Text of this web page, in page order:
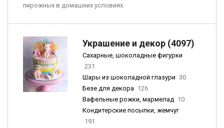
пирожных в домашних условиях.
Украшение и декор (4097)
Сахарные, шоколадные фигурки
231
Шары из шоколадной глазури 30
Безе для декора 126
Вафельные рожки, мармелад 10
Кондитерские посыпки, жемчуг
191